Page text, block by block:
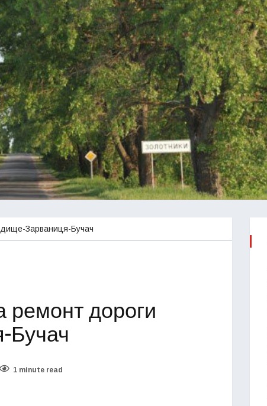
Зарваниця-Бучач
дороги
Бучач
1 minute read